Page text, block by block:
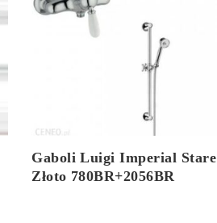
Gaboli Luigi Imperial Stare
Złoto 780BR+2056BR